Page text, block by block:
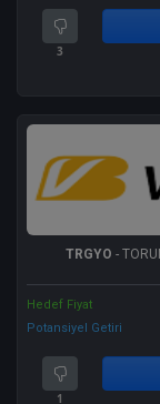
3
TRGYO -
Hedef Fiyat
Potansiyel Getiri
1